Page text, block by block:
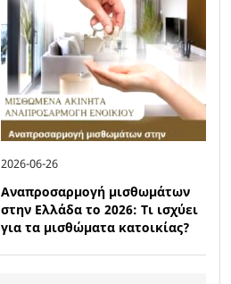
2026-06-26
Αναπροσαρμογή μισθωμάτων
στην Ελλάδα το 2026: Τι ισχύει
για τα μισθώματα κατοικίας?